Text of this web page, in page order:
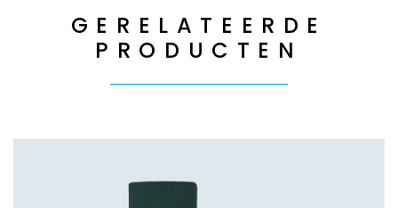
GERELATEERDE
PRODUCTEN